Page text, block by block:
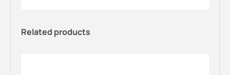
Related products